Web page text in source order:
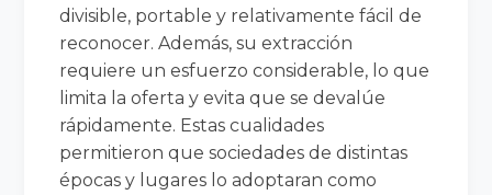
divisible, portable y relativamente fácil de
reconocer. Además, su extracción
requiere un esfuerzo considerable, lo que
limita la oferta y evita que se devalúe
rápidamente. Estas cualidades
permitieron que sociedades de distintas
épocas y lugares lo adoptaran como